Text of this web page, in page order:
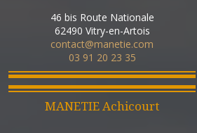
46 bis Route Nationale
62490 Vitry-en-Artois
contact@manetie.com
03 91 20 23 35
MANETIE Achicourt